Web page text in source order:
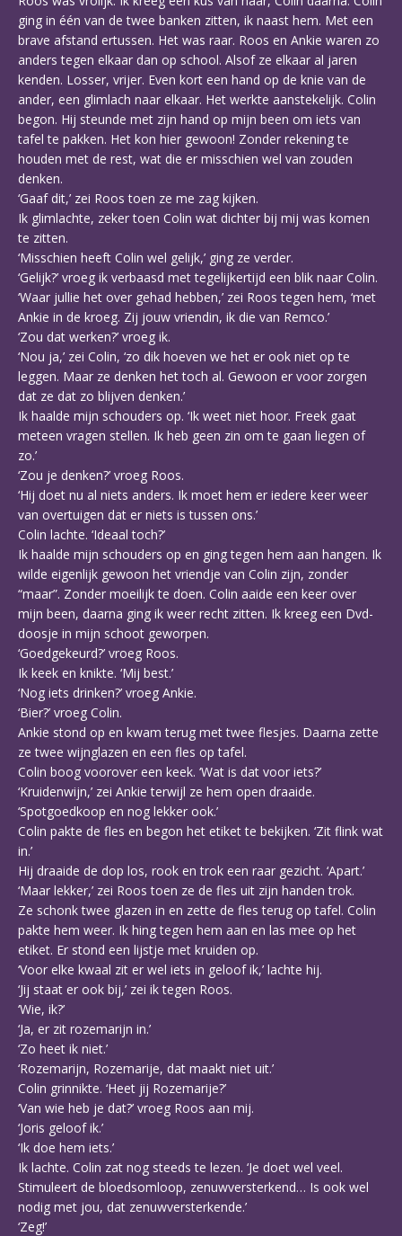
ging in één van de twee banken zitten, ik naast hem. Met een
brave afstand ertussen. Het was raar. Roos en Ankie waren zo
anders tegen elkaar dan op school. Alsof ze elkaar al jaren
kenden. Losser, vrijer. Even kort een hand op de knie van de
ander, een glimlach naar elkaar. Het werkte aanstekelijk. Colin
begon. Hij steunde met zijn hand op mijn been om iets van
tafel te pakken. Het kon hier gewoon! Zonder rekening te
houden met de rest, wat die er misschien wel van zouden
denken.
‘Gaaf dit,’ zei Roos toen ze me zag kijken.
Ik glimlachte, zeker toen Colin wat dichter bij mij was komen
te zitten.
‘Misschien heeft Colin wel gelijk,’ ging ze verder.
‘Gelijk?’ vroeg ik verbaasd met tegelijkertijd een blik naar Colin.
‘Waar jullie het over gehad hebben,’ zei Roos tegen hem, ‘met
Ankie in de kroeg. Zij jouw vriendin, ik die van Remco.’
‘Zou dat werken?’ vroeg ik.
‘Nou ja,’ zei Colin, ‘zo dik hoeven we het er ook niet op te
leggen. Maar ze denken het toch al. Gewoon er voor zorgen
dat ze dat zo blijven denken.’
Ik haalde mijn schouders op. ‘Ik weet niet hoor. Freek gaat
meteen vragen stellen. Ik heb geen zin om te gaan liegen of
zo.’
‘Zou je denken?’ vroeg Roos.
‘Hij doet nu al niets anders. Ik moet hem er iedere keer weer
van overtuigen dat er niets is tussen ons.’
Colin lachte. ‘Ideaal toch?’
Ik haalde mijn schouders op en ging tegen hem aan hangen. Ik
wilde eigenlijk gewoon het vriendje van Colin zijn, zonder
“maar”. Zonder moeilijk te doen. Colin aaide een keer over
mijn been, daarna ging ik weer recht zitten. Ik kreeg een Dvd-
doosje in mijn schoot geworpen.
‘Goedgekeurd?’ vroeg Roos.
Ik keek en knikte. ‘Mij best.’
‘Nog iets drinken?’ vroeg Ankie.
‘Bier?’ vroeg Colin.
Ankie stond op en kwam terug met twee flesjes. Daarna zette
ze twee wijnglazen en een fles op tafel.
Colin boog voorover een keek. ‘Wat is dat voor iets?’
‘Kruidenwijn,’ zei Ankie terwijl ze hem open draaide.
‘Spotgoedkoop en nog lekker ook.’
Colin pakte de fles en begon het etiket te bekijken. ‘Zit flink wat
in.’
Hij draaide de dop los, rook en trok een raar gezicht. ‘Apart.’
‘Maar lekker,’ zei Roos toen ze de fles uit zijn handen trok.
Ze schonk twee glazen in en zette de fles terug op tafel. Colin
pakte hem weer. Ik hing tegen hem aan en las mee op het
etiket. Er stond een lijstje met kruiden op.
‘Voor elke kwaal zit er wel iets in geloof ik,’ lachte hij.
‘Jij staat er ook bij,’ zei ik tegen Roos.
‘Wie, ik?’
‘Ja, er zit rozemarijn in.’
‘Zo heet ik niet.’
‘Rozemarijn, Rozemarije, dat maakt niet uit.’
Colin grinnikte. ‘Heet jij Rozemarije?’
‘Van wie heb je dat?’ vroeg Roos aan mij.
‘Joris geloof ik.’
‘Ik doe hem iets.’
Ik lachte. Colin zat nog steeds te lezen. ‘Je doet wel veel.
Stimuleert de bloedsomloop, zenuwversterkend… Is ook wel
nodig met jou, dat zenuwversterkende.’
‘Zeg!’